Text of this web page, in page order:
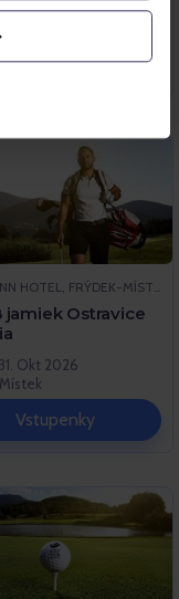
31. Dec 2026
Vstupenky
jamiek Ostravice
Okt 2026
Vstupenky